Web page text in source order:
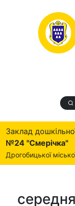
Заклад
№24 "Смерічка"
Дрогобицької